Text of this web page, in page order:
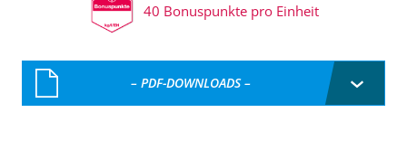
40 Bonuspunkte pro Einheit
– PDF-DOWNLOADS –